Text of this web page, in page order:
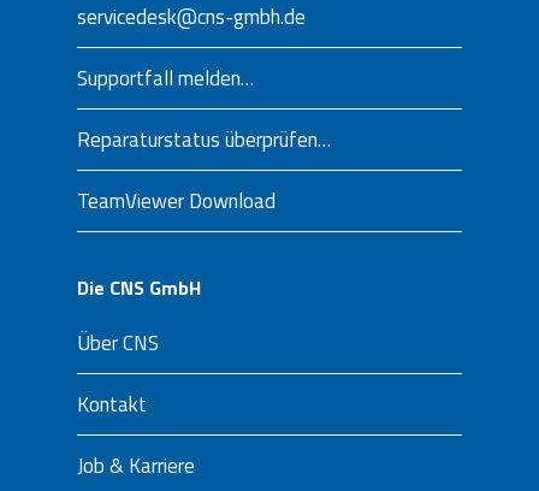
servicedesk@cns-gmbh.de
Supportfall melden…
Reparaturstatus überprüfen…
TeamViewer Download
Die CNS GmbH
Über CNS
Kontakt
Job & Karriere